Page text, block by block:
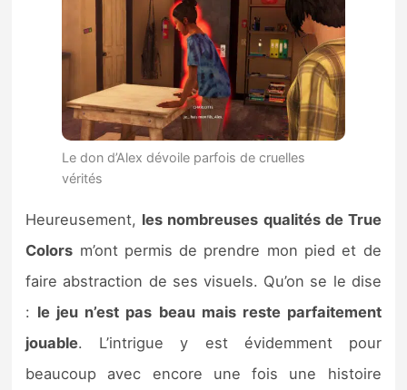
Le don d’Alex dévoile parfois de cruelles
vérités
Heureusement, les nombreuses qualités de True
Colors m’ont permis de prendre mon pied et de
faire abstraction de ses visuels. Qu’on se le dise
: le jeu n’est pas beau mais reste parfaitement
jouable. L’intrigue y est évidemment pour
beaucoup avec encore une fois une histoire